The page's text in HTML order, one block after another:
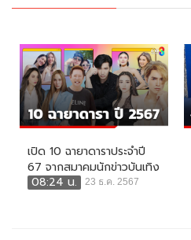
เปิด 10 ฉายาดาราประจำปี
67 จากสมาคมนักข่าวบันเทิง
08:24 น.
23 ธ.ค. 2567